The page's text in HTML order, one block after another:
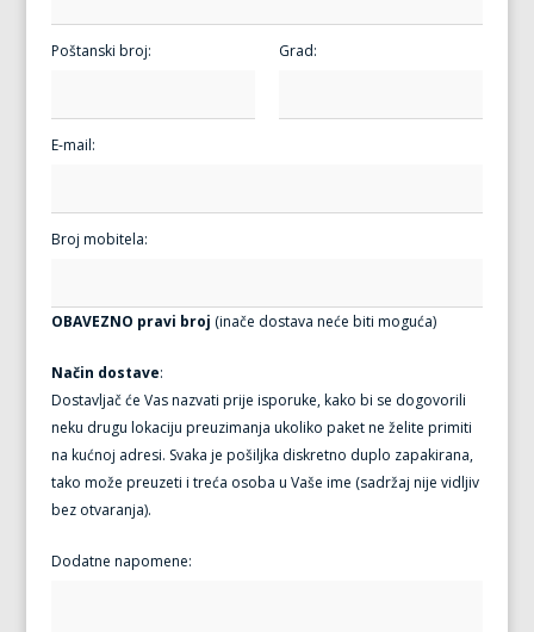
Poštanski broj: Grad:
E-mail:
Broj mobitela:
OBAVEZNO pravi broj (inače dostava neće biti moguća)
Način dostave:
Dostavljač će Vas nazvati prije isporuke, kako bi se dogovorili
neku drugu lokaciju preuzimanja ukoliko paket ne želite primiti
na kućnoj adresi. Svaka je pošiljka diskretno duplo zapakirana,
tako može preuzeti i treća osoba u Vaše ime (sadržaj nije vidljiv
bez otvaranja).
Dodatne napomene: